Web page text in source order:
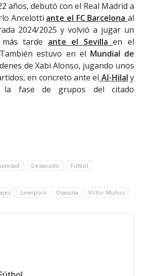
años, debutó con el Real Madrid a
Ancelotti ante el FC Barcelonaal
2024/2025 y volvió a jugar un
tarde ante el Sevilla en el
estuvo en el Mundial de
de Xabi Alonso, jugando unos
en concreto ante el Al-Hilal y
la fase de grupos del citado
Destacado
Fútbol
Liverpool Osasuna Víctor Muñoz